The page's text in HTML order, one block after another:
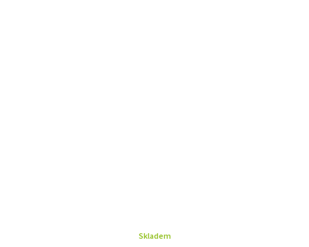
Skladem